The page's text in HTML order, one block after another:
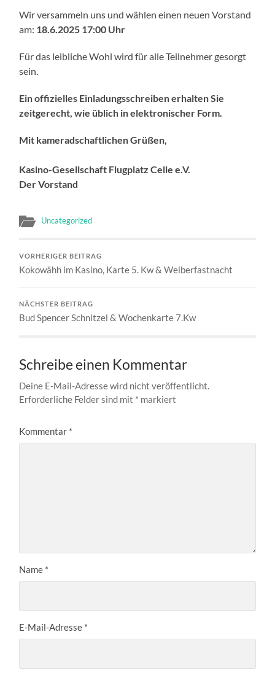
Wir versammeln uns und wählen einen neuen Vorstand
am: 18.6.2025 17:00 Uhr
Für das leibliche Wohl wird für alle Teilnehmer gesorgt
sein.
Ein offizielles Einladungsschreiben erhalten Sie
zeitgerecht, wie üblich in elektronischer Form.
Mit kameradschaftlichen Grüßen,
Kasino-Gesellschaft Flugplatz Celle e.V.
Der Vorstand
Uncategorized
VORHERIGER BEITRAG
Kokowähh im Kasino, Karte 5. Kw & Weiberfastnacht
NÄCHSTER BEITRAG
Bud Spencer Schnitzel & Wochenkarte 7.Kw
Schreibe einen Kommentar
Deine E-Mail-Adresse wird nicht veröffentlicht.
Erforderliche Felder sind mit * markiert
Kommentar *
Name *
E-Mail-Adresse *